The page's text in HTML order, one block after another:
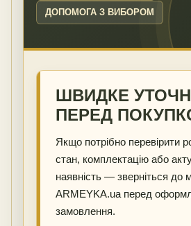
ДОПОМОГА З ВИБОРОМ
ШВИДКЕ
ПЕРЕД
Якщо потрібно перевірити
стан, комплектацію або
наявність — зверніться до
ARMEYKA.ua перед
замовлення.